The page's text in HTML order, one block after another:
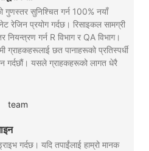
सुनिश्चित गर्न 100% नयाँ
रेजिन प्रयोग गर्दछ। रिसाइकल सामग्री
गर्न R विभाग र QA विभाग।
ग्राहकहरूलाई छत पानाहरूको प्रतिस्पर्धी
गर्दछौं। यसले ग्राहकहरूको लागत धेरै
गर्दछ। यदि तपाईंलाई हाम्रो मानक